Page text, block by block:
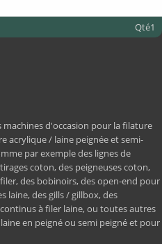
Qté1
d'occasion pour la filature
acrylique / laine peignée et semi-
par exemple des lignes de
coton, des peigneuses coton,
des bobinoirs, des open-end pour
laine, des gills / gillbox, des
à filer laine, ou toutes autres
en peigné ou semi peigné et pour